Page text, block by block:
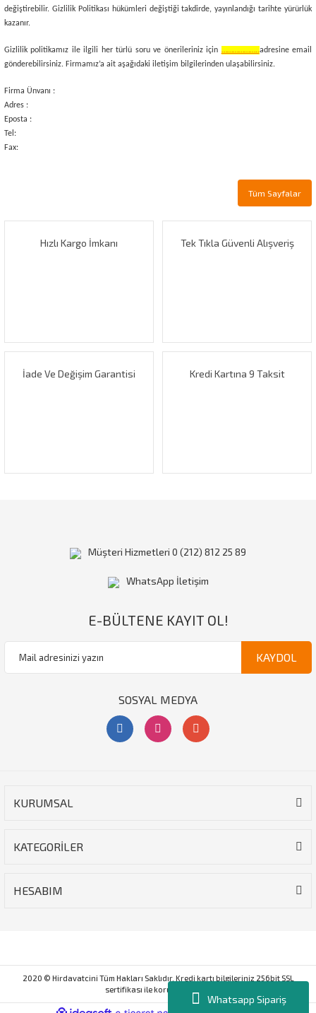
Whatsapp Sipariş
değiştirebilir. Gizlilik Politikası hükümleri değiştiği takdirde, yayınlandığı tarihte yürürlük
kazanır.
Gizlilik politikamız ile ilgili her türlü soru ve önerileriniz için ………………..adresine email
gönderebilirsiniz. Firmamız’a ait aşağıdaki iletişim bilgilerinden ulaşabilirsiniz.
Firma Ünvanı :
Adres :
Eposta :
Tel:
Fax:
Tüm Sayfalar
Hızlı Kargo İmkanı Tek Tıkla Güvenli Alışveriş
İade Ve Değişim Garantisi Kredi Kartına 9 Taksit
KURUMSAL
KATEGORİLER
HESABIM
Müşteri Hizmetleri 0 (212) 812 25 89
WhatsApp İletişim
E-BÜLTENE KAYIT OL!
KAYDOL
SOSYAL MEDYA
2020 © Hirdavatcini Tüm Hakları Saklıdır. Kredi kartı bilgileriniz 256bit SSL
sertifikası ile korunmaktadır.